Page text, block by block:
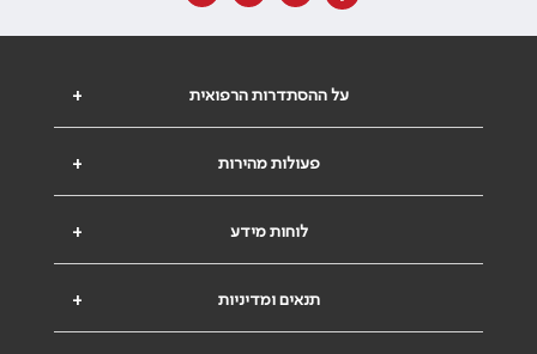
+ על ההסתדרות הרפואית
+ פעולות מהירות
+ לוחות מידע
+ תנאים ומדיניות